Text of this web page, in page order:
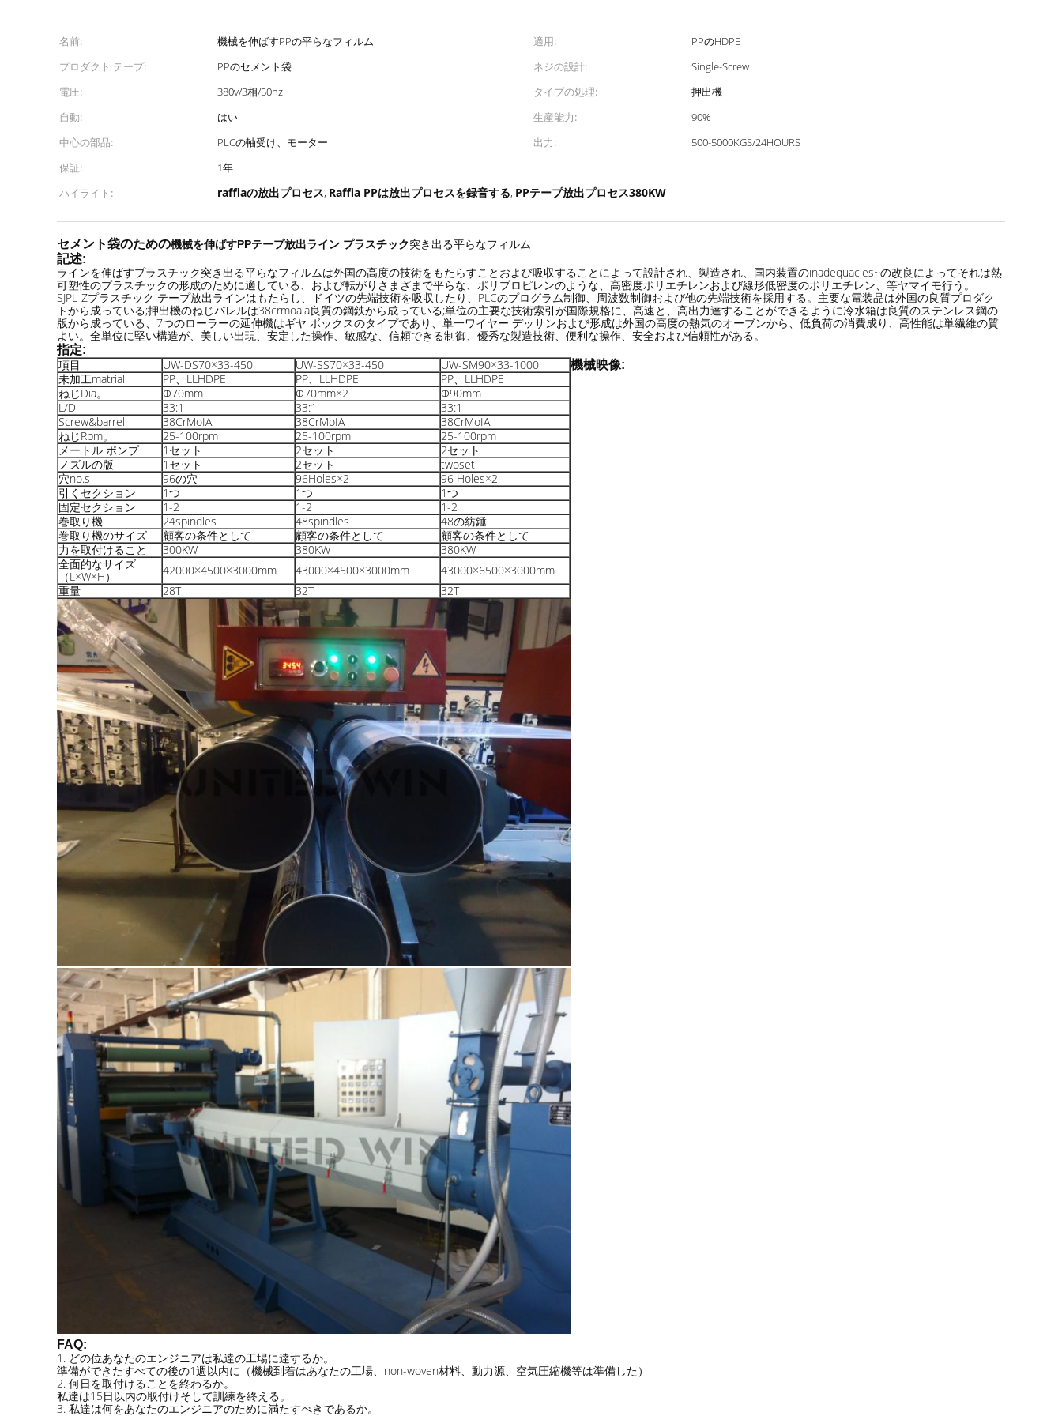
名前: 機械を伸ばすPPの平らなフィルム 適用:
PPのHDPE
プロダクト テープ:
PPのセメント袋 ネジの設計:
Single-Screw
電圧:
380v/3相/50hz タイプの処理:
押出機
自動:
はい 生産能力:
90%
中心の部品:
PLCの軸受け、モーター 出力:
500-5000KGS/24HOURS
保証:
1年
ハイライト:
raffiaの放出プロセス, Raffia PPは放出プロセスを録音する, PPテープ放出プロセス380KW
セメント袋のための機械を伸ばすPPテープ放出ライン プラスチック突き出る平らなフィルム
記述:
ラインを伸ばすプラスチック突き出る平らなフィルムは外国の高度の技術をもたらすことおよび吸収することによって設計され、製造され、国内装置のinadequacies~の改良によってそれは熱
可塑性のプラスチックの形成のために適している、および転がりさまざまで平らな、ポリプロピレンのような、高密度ポリエチレンおよび線形低密度のポリエチレン、等ヤマイモ行う。
SJPL-Zプラスチック テープ放出ラインはもたらし、ドイツの先端技術を吸収したり、PLCのプログラム制御、周波数制御および他の先端技術を採用する。主要な電装品は外国の良質プロダク
トから成っている;押出機のねじバレルは38crmoaia良質の鋼鉄から成っている;単位の主要な技術索引が国際規格に、高速と、高出力達することができるように冷水箱は良質のステンレス鋼の
版から成っている、7つのローラーの延伸機はギヤ ボックスのタイプであり、単一ワイヤー デッサンおよび形成は外国の高度の熱気のオーブンから、低負荷の消費成り、高性能は単繊維の質
よい。全単位に堅い構造が、美しい出現、安定した操作、敏感な、信頼できる制御、優秀な製造技術、便利な操作、安全および信頼性がある。
指定:
項目 UW-DS70×33-450 UW-SS70×33-450
UW-SM90×33-1000
未加工matrial
PP、LLHDPE PP、LLHDPE
PP、LLHDPE
ねじDia。
Φ70mm Φ70mm×2
Φ90mm
L/D
33:1 33:1
33:1
Screw&barrel
38CrMoIA 38CrMoIA
38CrMoIA
ねじRpm。
25-100rpm 25-100rpm
25-100rpm
メートル ポンプ
1セット 2セット
2セット
ノズルの版
1セット 2セット
twoset
穴no.s
96の穴 96Holes×2
96 Holes×2
引くセクション
1つ 1つ
1つ
固定セクション
1-2 1-2
1-2
巻取り機
24spindles 48spindles
48の紡錘
巻取り機のサイズ
顧客の条件として 顧客の条件として
顧客の条件として
力を取付けること
300KW 380KW
380KW
全面的なサイズ
（L×W×H）
42000×4500×3000mm 43000×4500×3000mm
43000×6500×3000mm
重量
28T 32T 32T
機械映像:
FAQ:
1. どの位あなたのエンジニアは私達の工場に達するか。
準備ができたすべての後の1週以内に（機械到着はあなたの工場、non-woven材料、動力源、空気圧縮機等は準備した）
2. 何日を取付けることを終わるか。
私達は15日以内の取付けそして訓練を終える。
3. 私達は何をあなたのエンジニアのために満たすべきであるか。